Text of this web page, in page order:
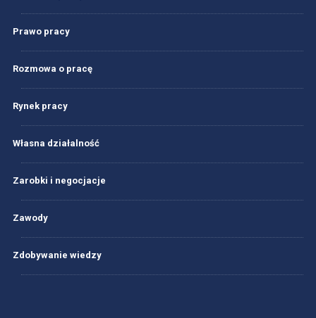
Prawo pracy
Rozmowa o pracę
Rynek pracy
Własna działalność
Zarobki i negocjacje
Zawody
Zdobywanie wiedzy